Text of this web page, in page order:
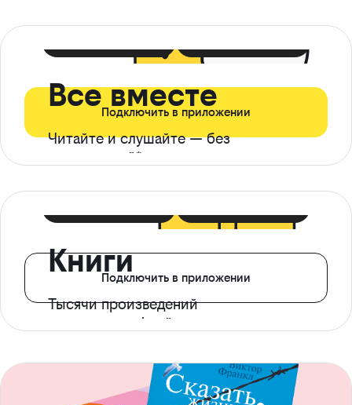
Все вместе
Читайте и слушайте — без
ограничений*
Подключить в приложении
Книги
Тысячи произведений
с доступом офлайн
Подключить в приложении